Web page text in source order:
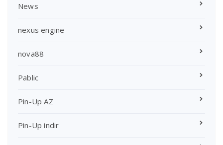
News
nexus engine
nova88
Pablic
Pin-Up AZ
Pin-Up indir